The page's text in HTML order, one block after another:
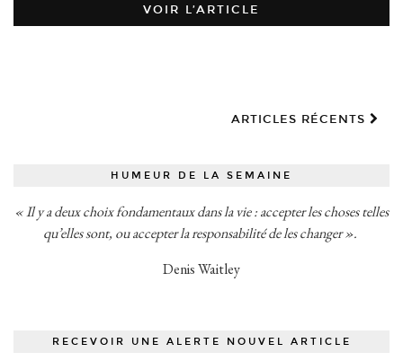
VOIR L’ARTICLE
ARTICLES RÉCENTS
HUMEUR DE LA SEMAINE
« Il y a deux choix fondamentaux dans la vie : accepter les choses telles
qu’elles sont, ou accepter la responsabilité de les changer ».
Denis Waitley
RECEVOIR UNE ALERTE NOUVEL ARTICLE